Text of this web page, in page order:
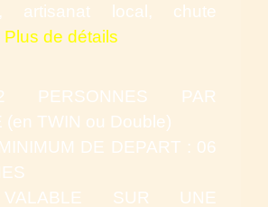
artisanat local, chute
Plus de détails
PERSONNES PAR
(en TWIN ou Double)
DE DEPART : 06
SUR UNE